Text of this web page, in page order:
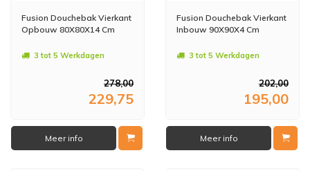
Fusion Douchebak Vierkant
Opbouw 80X80X14 Cm
3 tot 5 Werkdagen
278,00
229,75
Meer info
Fusion Douchebak Vierkant
Inbouw 90X90X4 Cm
3 tot 5 Werkdagen
202,00
195,00
Meer info